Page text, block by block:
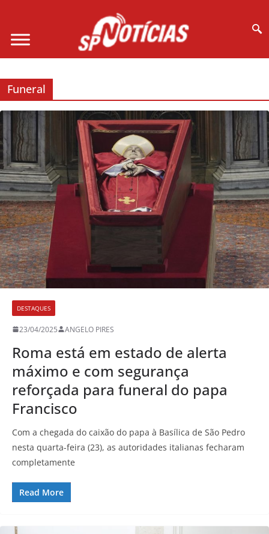
Funeral
DESTAQUES
23/04/2025 ANGELO PIRES
Roma está em estado de alerta
máximo e com segurança
reforçada para funeral do papa
Francisco
Com a chegada do caixão do papa à Basílica de São Pedro
nesta quarta-feira (23), as autoridades italianas fecharam
completamente
Read More